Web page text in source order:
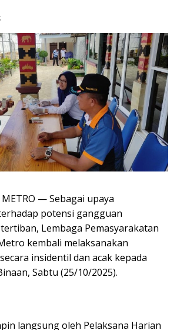
— Sebagai upaya
potensi gangguan
Lembaga Pemasyarakatan
kembali melaksanakan
insidentil dan acak kepada
Sabtu (25/10/2025).
langsung oleh Pelaksana Harian